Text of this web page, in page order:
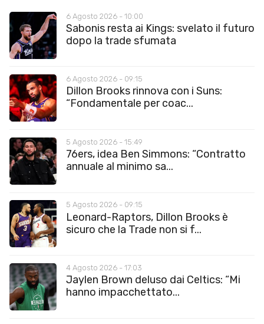
6 Agosto 2026 - 10:00
Sabonis resta ai Kings: svelato il futuro
dopo la trade sfumata
6 Agosto 2026 - 09:15
Dillon Brooks rinnova con i Suns:
“Fondamentale per coac...
5 Agosto 2026 - 15:49
76ers, idea Ben Simmons: “Contratto
annuale al minimo sa...
5 Agosto 2026 - 09:15
Leonard-Raptors, Dillon Brooks è
sicuro che la Trade non si f...
4 Agosto 2026 - 17:03
Jaylen Brown deluso dai Celtics: “Mi
hanno impacchettato...